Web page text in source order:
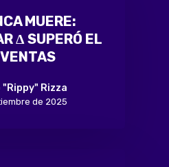
MUERE:
Δ SUPERÓ EL
"Rippy" Rizza
de 2025